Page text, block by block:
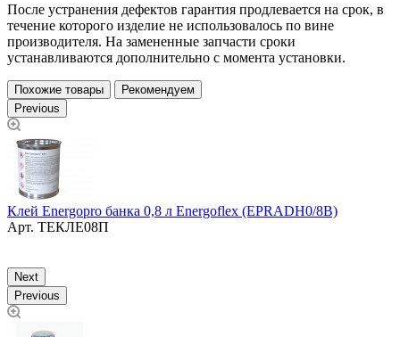
После устранения дефектов гарантия продлевается на срок, в
течение которого изделие не использовалось по вине
производителя. На замененные запчасти сроки
устанавливаются дополнительно с момента установки.
Похожие товары
Рекомендуем
Previous
Клей Energopro банка 0,8 л Energoflex (EPRADH0/8B)
Арт. ТЕКЛЕ08П
Next
Previous